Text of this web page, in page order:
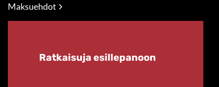
Maksuehdot
Ratkaisuja esillepanoon